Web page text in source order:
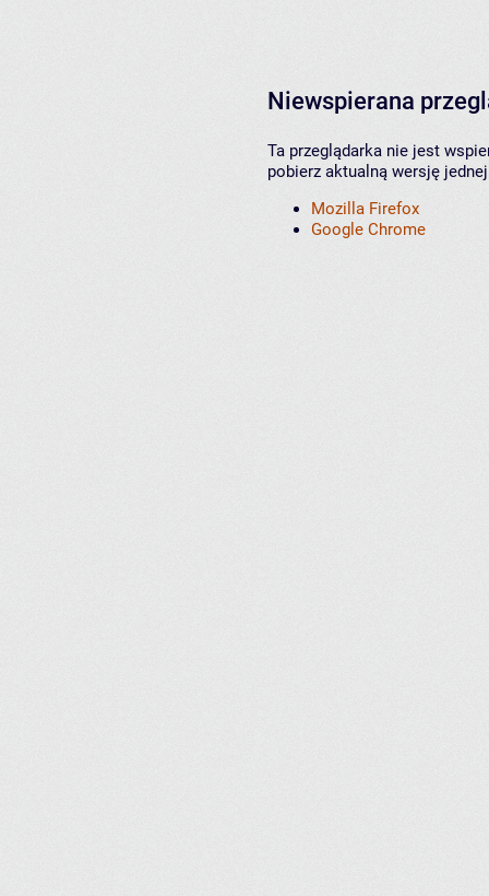
Niewspierana
Ta przeglądarka nie jest
pobierz aktualną wersję
Mozilla Firefox
Google Chrome